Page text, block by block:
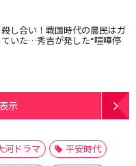
し合い！戦国時代の農民はガ
いた…秀吉が発した“喧嘩停
示
河ドラマ
平安時代